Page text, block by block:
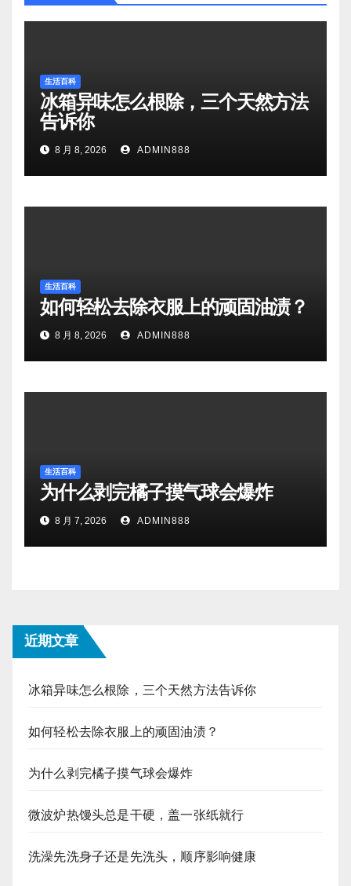
生活百科
冰箱异味怎么根除，三个天然方法
告诉你
8 月 8, 2026 ADMIN888
生活百科
如何轻松去除衣服上的顽固油渍？
8 月 8, 2026 ADMIN888
生活百科
为什么剥完橘子摸气球会爆炸
8 月 7, 2026 ADMIN888
近期文章
冰箱异味怎么根除，三个天然方法告诉你
如何轻松去除衣服上的顽固油渍？
为什么剥完橘子摸气球会爆炸
微波炉热馒头总是干硬，盖一张纸就行
洗澡先洗身子还是先洗头，顺序影响健康